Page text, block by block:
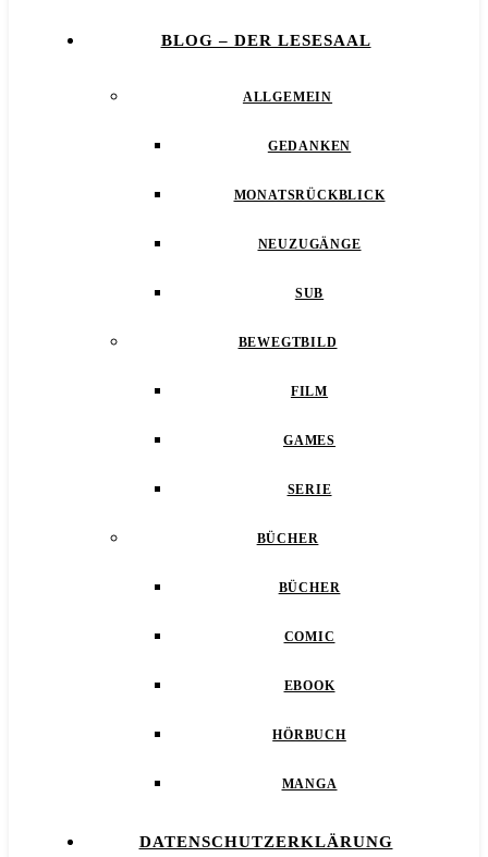
BLOG – DER LESESAAL
ALLGEMEIN
GEDANKEN
MONATSRÜCKBLICK
NEUZUGÄNGE
SUB
BEWEGTBILD
FILM
GAMES
SERIE
BÜCHER
BÜCHER
COMIC
EBOOK
HÖRBUCH
MANGA
DATENSCHUTZERKLÄRUNG